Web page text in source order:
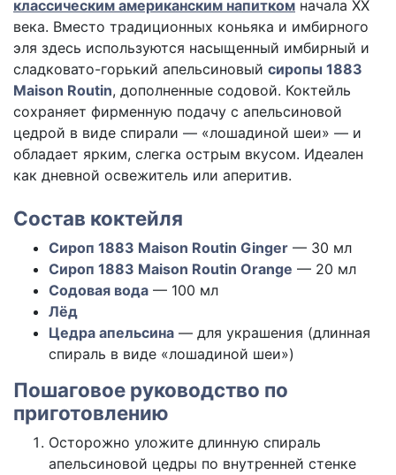
классическим американским напитком начала XX
века. Вместо традиционных коньяка и имбирного
эля здесь используются насыщенный имбирный и
сладковато-горький апельсиновый сиропы 1883
Maison Routin, дополненные содовой. Коктейль
сохраняет фирменную подачу с апельсиновой
цедрой в виде спирали — «лошадиной шеи» — и
обладает ярким, слегка острым вкусом. Идеален
как дневной освежитель или аперитив.
Состав коктейля
Сироп 1883 Maison Routin Ginger — 30 мл
Сироп 1883 Maison Routin Orange — 20 мл
Содовая вода — 100 мл
Лёд
Цедра апельсина — для украшения (длинная
спираль в виде «лошадиной шеи»)
Пошаговое руководство по
приготовлению
Осторожно уложите длинную спираль
апельсиновой цедры по внутренней стенке